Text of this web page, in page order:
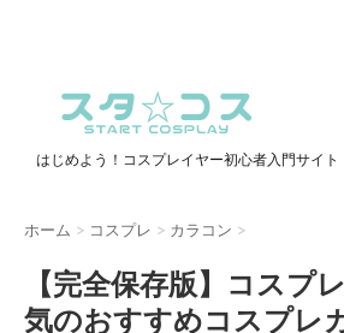
はじめよう！コスプレイヤー初心者入門サイト
ホーム > コスプレ > カラコン >
【完全保存版】コスプ
気のおすすめコスプレ